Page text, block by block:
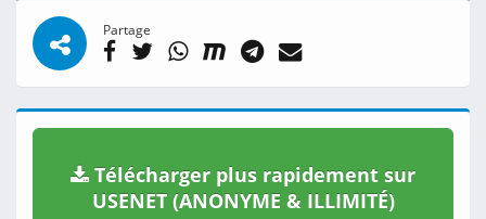
Partage
Télécharger plus rapidement sur
USENET (ANONYME & ILLIMITÉ)